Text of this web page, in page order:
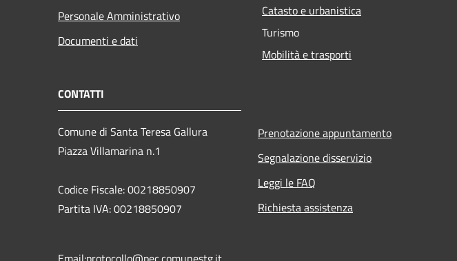
Personale Amministrativo
Documenti e dati
Catasto e urbanistica
Turismo
Mobilità e trasporti
CONTATTI
Comune di Santa Teresa Gallura
Piazza Villamarina n.1
Codice Fiscale: 00218850907
Partita IVA: 00218850907
Prenotazione appuntamento
Segnalazione disservizio
Leggi le FAQ
Richiesta assistenza